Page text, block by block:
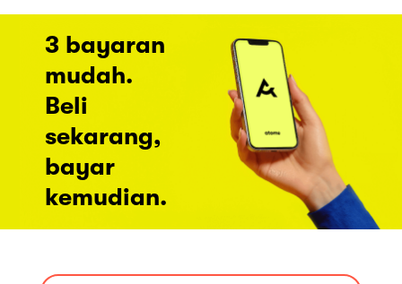
3 bayaran
mudah.
Beli
sekarang,
bayar
kemudian.